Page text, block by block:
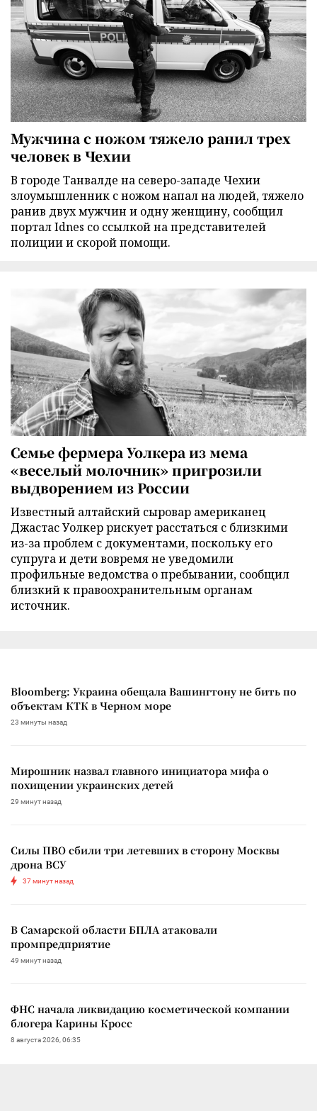
Мужчина с ножом тяжело ранил трех
человек в Чехии
В городе Танвалде на северо-западе Чехии
злоумышленник с ножом напал на людей, тяжело
ранив двух мужчин и одну женщину, сообщил
портал Idnes со ссылкой на представителей
полиции и скорой помощи.
Семье фермера Уолкера из мема
«веселый молочник» пригрозили
выдворением из России
Известный алтайский сыровар американец
Джастас Уолкер рискует расстаться с близкими
из-за проблем с документами, поскольку его
супруга и дети вовремя не уведомили
профильные ведомства о пребывании, сообщил
близкий к правоохранительным органам
источник.
Bloomberg: Украина обещала Вашингтону не бить по
объектам КТК в Черном море
23 минуты назад
Мирошник назвал главного инициатора мифа о
похищении украинских детей
29 минут назад
Силы ПВО сбили три летевших в сторону Москвы
дрона ВСУ
37 минут назад
В Самарской области БПЛА атаковали
промпредприятие
49 минут назад
ФНС начала ликвидацию косметической компании
блогера Карины Кросс
8 августа 2026, 06:35